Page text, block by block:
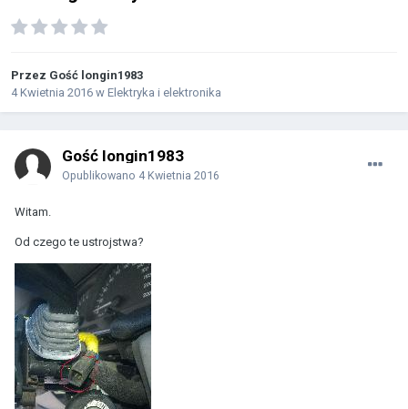
Przez Gość longin1983
4 Kwietnia 2016 w Elektryka i elektronika
Gość longin1983
Opublikowano 4 Kwietnia 2016
Witam.
Od czego te ustrojstwa?